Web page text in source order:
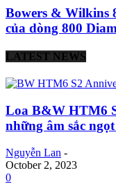
Bowers & Wilkins
của dòng 800
LATEST NEWS
Loa B&W HTM6
những âm sắc
Nguyễn Lan -
October 2, 2023
0